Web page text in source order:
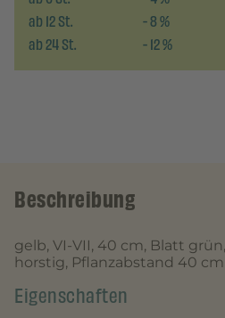
ab12St. -8%
ab24St. -12%
Beschreibung
gelb, VI-VII, 40 cm, Blatt
horstig, Pflanzabstand 40 cm
Eigenschaften